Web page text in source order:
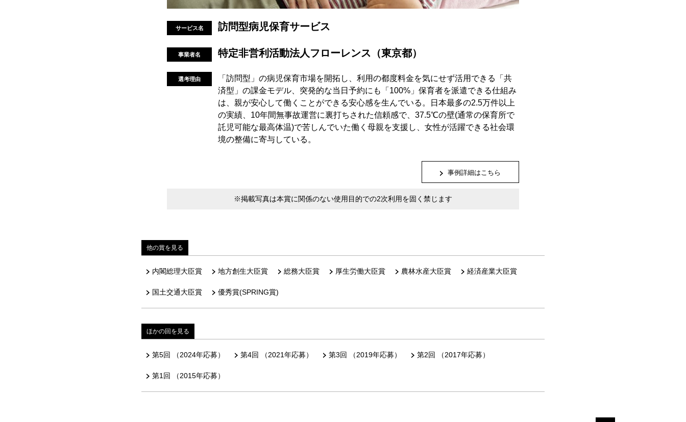
サービス名 訪問型病児保育サービス
事業者名 特定非営利活動法人フローレンス（東京都）
選考理由
「訪問型」の病児保育市場を開拓し、利用の都度料金を気にせず活用できる「共
済型」の課金モデル、突発的な当日予約にも「100%」保育者を派遣できる仕組み
は、親が安心して働くことができる安心感を生んでいる。日本最多の2.5万件以上
の実績、10年間無事故運営に裏打ちされた信頼感で、37.5℃の壁(通常の保育所で
託児可能な最高体温)で苦しんでいた働く母親を支援し、女性が活躍できる社会環
境の整備に寄与している。
事例詳細はこちら
※掲載写真は本賞に関係のない使用目的での2次利用を固く禁じます
他の賞を見る
内閣総理大臣賞 地方創生大臣賞 総務大臣賞 厚生労働大臣賞 農林水産大臣賞 経済産業大臣賞
国土交通大臣賞 優秀賞(SPRING賞)
ほかの回を見る
第5回 （2024年応募） 第4回 （2021年応募） 第3回 （2019年応募） 第2回 （2017年応募）
第1回 （2015年応募）